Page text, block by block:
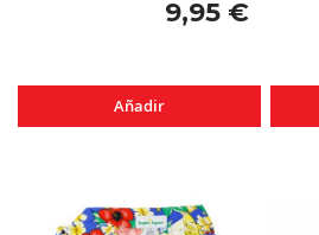
9,95 €
Añadir